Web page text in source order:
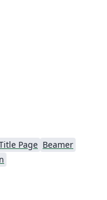
Page Beamer